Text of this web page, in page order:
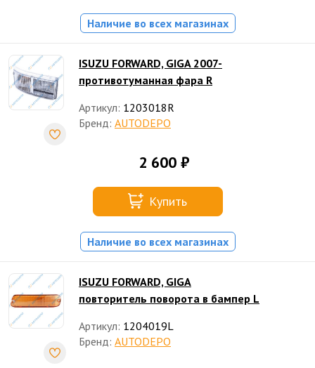
Наличие во всех магазинах
ISUZU FORWARD, GIGA 2007-
противотуманная фара R
Артикул: 1203018R
Бренд: AUTODEPO
2 600 ₽
Купить
Наличие во всех магазинах
ISUZU FORWARD, GIGA
повторитель поворота в бампер L
Артикул: 1204019L
Бренд: AUTODEPO